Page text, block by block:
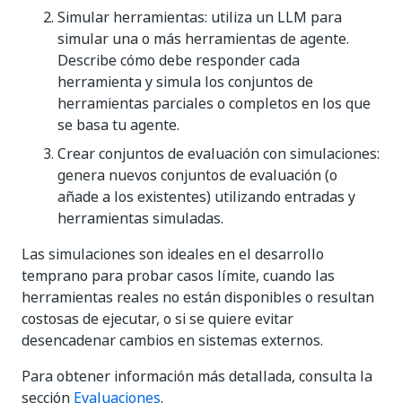
Simular herramientas: utiliza un LLM para
simular una o más herramientas de agente.
Describe cómo debe responder cada
herramienta y simula los conjuntos de
herramientas parciales o completos en los que
se basa tu agente.
Crear conjuntos de evaluación con simulaciones:
genera nuevos conjuntos de evaluación (o
añade a los existentes) utilizando entradas y
herramientas simuladas.
Las simulaciones son ideales en el desarrollo
temprano para probar casos límite, cuando las
herramientas reales no están disponibles o resultan
costosas de ejecutar, o si se quiere evitar
desencadenar cambios en sistemas externos.
Para obtener información más detallada, consulta la
sección Evaluaciones.